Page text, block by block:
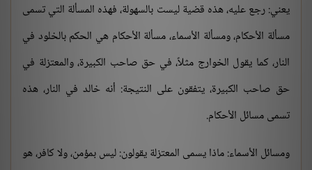
يعني: رجع عليه، هذه قضية ليست بالسهولة، فهذه المسألة التي تسمى
مسألة الأحكام، ومسألة الأسماء، مسألة الأحكام هي الحكم بالخلود في
النار، كما يقول الخوارج مثلاً، في حق صاحب الكبيرة، والمعتزلة في
حق صاحب الكبيرة، يتفقون على النتيجة: أنه خالد في النار، هذه
تسمى مسائل الأحكام.
ومسائل الأسماء: ماذا يسمى المعتزلة يقولون: ليس بمؤمن، ولا كافر، هو